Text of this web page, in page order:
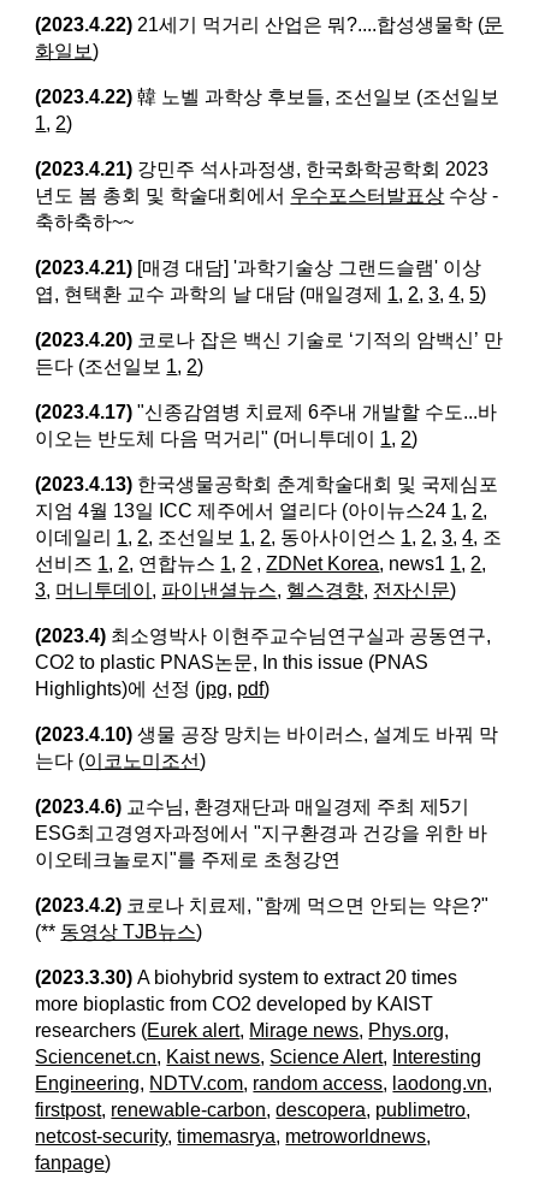
(2023.4.22) 21세기 먹거리 산업은 뭐?....합성생물학 (문
화일보)
(2023.4.22) 韓 노벨 과학상 후보들, 조선일보 (조선일보
1, 2)
(2023.4.21) 강민주 석사과정생, 한국화학공학회 2023
년도 봄 총회 및 학술대회에서 우수포스터발표상 수상 -
축하축하~~
(2023.4.21) [매경 대담] '과학기술상 그랜드슬램' 이상
엽, 현택환 교수 과학의 날 대담 (매일경제 1, 2,3,4,5)
(2023.4.20) 코로나 잡은 백신 기술로 ‘기적의 암백신’ 만
든다 (조선일보 1, 2)
(2023.4.17)"신종감염병 치료제 6주내 개발할 수도...바
이오는 반도체 다음 먹거리" (머니투데이 1, 2)
(2023.4.13) 한국생물공학회 춘계학술대회 및 국제심포
지엄 4월 13일 ICC 제주에서 열리다 (아이뉴스24 1, 2,
이데일리 1, 2, 조선일보 1, 2, 동아사이언스 1, 2,3,4, 조
선비즈 1, 2, 연합뉴스 1, 2 ,ZDNet Korea, news1 1, 2,
3, 머니투데이 , 파이낸셜뉴스, 헬스경향, 전자신문)
(2023.4) 최소영박사 이현주교수님연구실과 공동연구,
CO2 to plastic PNAS논문, In this issue (PNAS
Highlights)에 선정 (jpg, pdf)
(2023.4.10)생물 공장 망치는 바이러스, 설계도 바꿔 막
는다 (이코노미조선)
(2023.4.6) 교수님, 환경재단과 매일경제 주최 제5기
ESG최고경영자과정에서 "지구환경과 건강을 위한 바
이오테크놀로지"를 주제로 초청강연
(2023.4.2) 코로나 치료제, "함께 먹으면 안되는 약은?"
(** 동영상 TJB뉴스)
(2023.3.30)A biohybrid system to extract 20 times
more bioplastic from CO2 developed by KAIST
researchers (Eurek alert, Mirage news, Phys.org,
Sciencenet.cn, Kaist news, Science Alert, Interesting
Engineering, NDTV.com, random access, laodong.vn,
firstpost, renewable-carbon,descopera, publimetro,
netcost-security,timemasrya, metroworldnews,
fanpage)